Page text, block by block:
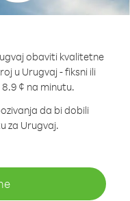
obaviti kvalitetne
u Urugvaj - fiksni ili
¢ na minutu.
da bi dobili
za Urugvaj.